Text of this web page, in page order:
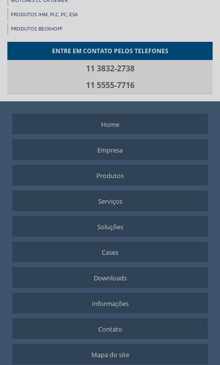
PRODUTOS IHM, PLC, PC, ESA
PRODUTOS BECKHOFF
ENTRE EM CONTATO PELOS TELEFONES
11 3832-2738
11 5555-7716
Home
Empresa
Produtos
Serviços
Soluções
Cases
Downloads
Informações
Contato
Mapa do site